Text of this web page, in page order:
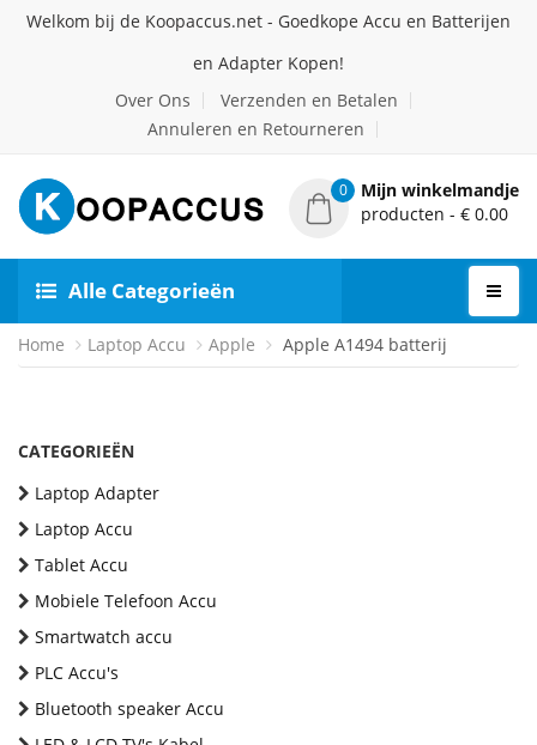
Welkom bij de Koopaccus.net - Goedkope Accu en Batterijen
en Adapter Kopen!
Over Ons
Verzenden en Betalen
Annuleren en Retourneren
0
Mijn winkelmandje
producten - € 0.00
Alle Categorieën
Home Laptop Accu Apple Apple A1494 batterij
CATEGORIEËN
Laptop Adapter
Laptop Accu
Tablet Accu
Mobiele Telefoon Accu
Smartwatch accu
PLC Accu's
Bluetooth speaker Accu